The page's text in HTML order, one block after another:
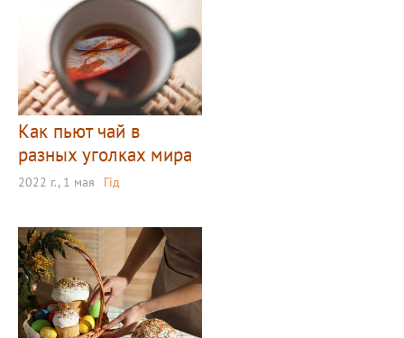
Как пьют чай в
разных уголках мира
2022 г., 1 мая Гід